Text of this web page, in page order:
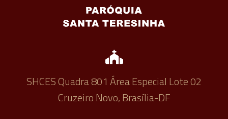
SHCES Quadra 801 Área Especial Lote 02
Cruzeiro Novo, Brasília-DF